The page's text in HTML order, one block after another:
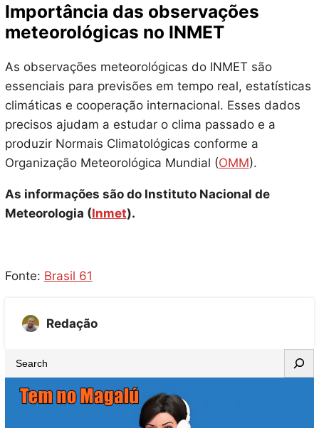
Importância das observações
meteorológicas no INMET
As observações meteorológicas do INMET são
essenciais para previsões em tempo real, estatísticas
climáticas e cooperação internacional. Esses dados
precisos ajudam a estudar o clima passado e a
produzir Normais Climatológicas conforme a
Organização Meteorológica Mundial (OMM).
As informações são do Instituto Nacional de
Meteorologia (Inmet).
Fonte: Brasil 61
Redação
e